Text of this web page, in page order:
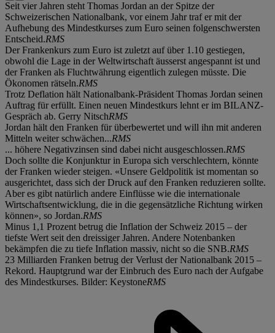
Seit vier Jahren steht Thomas Jordan an der Spitze der
Schweizerischen Nationalbank, vor einem Jahr traf er mit der
Aufhebung des Mindestkurses zum Euro seinen folgenschwersten
Entscheid.RMS
Der Frankenkurs zum Euro ist zuletzt auf über 1.10 gestiegen,
obwohl die Lage in der Weltwirtschaft äusserst angespannt ist und
der Franken als Fluchtwährung eigentlich zulegen müsste. Die
Ökonomen rätseln.RMS
Trotz Deflation hält Nationalbank-Präsident Thomas Jordan seinen
Auftrag für erfüllt. Einen neuen Mindestkurs lehnt er im BILANZ-
Gespräch ab. Gerry NitschRMS
Jordan hält den Franken für überbewertet und will ihn mit anderen
Mitteln weiter schwächen...RMS
... höhere Negativzinsen sind dabei nicht ausgeschlossen.RMS
Doch sollte die Konjunktur in Europa sich verschlechtern, könnte
der Franken wieder steigen. «Unsere Geldpolitik ist momentan so
ausgerichtet, dass sich der Druck auf den Franken reduzieren sollte.
Aber es gibt natürlich andere Einflüsse wie die internationale
Wirtschaftsentwicklung, die in die gegensätzliche Richtung wirken
können», so Jordan.RMS
Minus 1,1 Prozent betrug die Inflation der Schweiz 2015 – der
tiefste Wert seit den dreissiger Jahren. Andere Notenbanken
bekämpfen die zu tiefe Inflation massiv, nicht so die SNB.RMS
23 Milliarden Franken betrug der Verlust der Nationalbank 2015 –
Rekord. Hauptgrund war der Einbruch des Euro nach der Aufgabe
des Mindestkurses. Bilder: KeystoneRMS